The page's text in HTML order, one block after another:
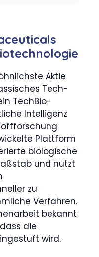
Aktie
Tech-
TechBio-
Intelligenz
Plattform
biologische
und nutzt
zu
Verfahren.
bekannt
die
wird.